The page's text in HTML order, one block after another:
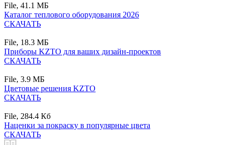
File, 41.1 MБ
Каталог теплового оборудования 2026
СКАЧАТЬ
File, 18.3 MБ
Приборы KZTO для ваших дизайн-проектов
СКАЧАТЬ
File, 3.9 MБ
Цветовые решения KZTO
СКАЧАТЬ
File, 284.4 Кб
Наценки за покраску в популярные цвета
СКАЧАТЬ